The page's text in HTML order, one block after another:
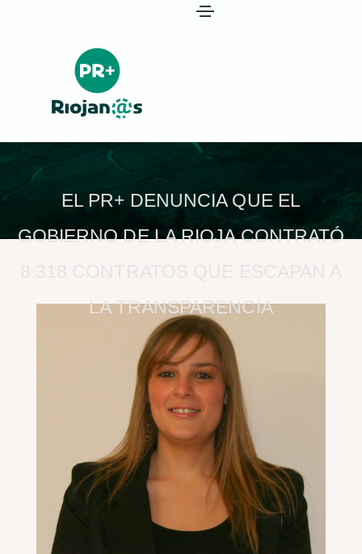
EL PR+ DENUNCIA QUE EL
GOBIERNO DE LA RIOJA CONTRATÓ
LA TRANSPARENCIA